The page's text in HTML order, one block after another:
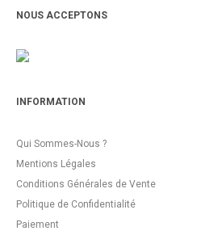
NOUS ACCEPTONS
INFORMATION
Qui Sommes-Nous ?
Mentions Légales
Conditions Générales de Vente
Politique de Confidentialité
Paiement